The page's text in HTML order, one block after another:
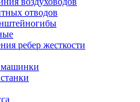
отводов
ребер жесткости
машинки